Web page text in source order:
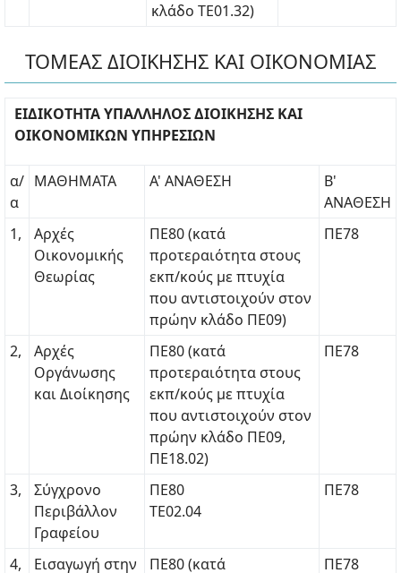
κλάδο ΤΕ01.32)
ΤΟΜΕΑΣ ΔΙΟΙΚΗΣΗΣ ΚΑΙ ΟΙΚΟΝΟΜΙΑΣ
ΕΙΔΙΚΟΤΗΤΑ ΥΠΑΛΛΗΛΟΣ ΔΙΟΙΚΗΣΗΣ ΚΑΙ
ΟΙΚΟΝΟΜΙΚΩΝ ΥΠΗΡΕΣΙΩΝ
α/
α
ΜΑΘΗΜΑΤΑ Α' ΑΝΑΘΕΣΗ
Β'
ΑΝΑΘΕΣΗ
1,
Αρχές
Οικονομικής
Θεωρίας
ΠΕ80 (κατά
προτεραιότητα στους
εκπ/κούς με πτυχία
που αντιστοιχούν στον
πρώην κλάδο ΠΕ09)
ΠΕ78
2,
Αρχές
Οργάνωσης
και Διοίκησης
ΠΕ80 (κατά
προτεραιότητα στους
εκπ/κούς με πτυχία
που αντιστοιχούν στον
πρώην κλάδο ΠΕ09,
ΠΕ18.02)
ΠΕ78
3,
Σύγχρονο
Περιβάλλον
Γραφείου
ΠΕ80
ΤΕ02.04
ΠΕ78
4,
Εισαγωγή στην
ΠΕ80 (κατά
ΠΕ78